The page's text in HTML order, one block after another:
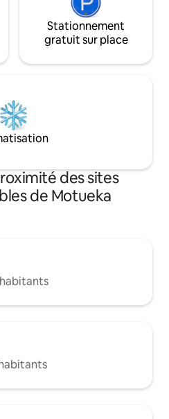
Stationnement
gratuit sur place
des sites
de Motueka